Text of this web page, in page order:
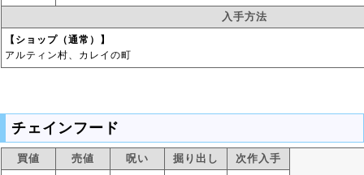
入手方法
【ショップ（通常）】
アルティン村、カレイの町
チェインフード
買値 売値 呪い 掘り出し 次作入手